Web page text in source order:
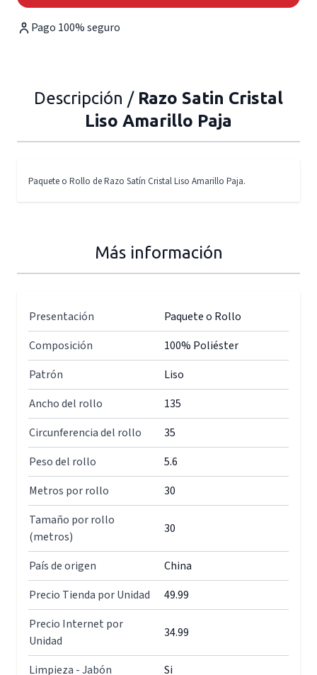
Pago 100% seguro
Descripción / Razo Satin Cristal
Liso Amarillo Paja
Paquete o Rollo de Razo Satín Cristal Liso Amarillo Paja.
Más información
Presentación
Paquete o Rollo
Composición
100% Poliéster
Patrón
Liso
Ancho del rollo
135
Circunferencia del rollo
35
Peso del rollo
5.6
Metros por rollo
30
Tamaño por rollo
(metros)
30
País de origen
China
Precio Tienda por Unidad
49.99
Precio Internet por
Unidad
34.99
Limpieza - Jabón
Si